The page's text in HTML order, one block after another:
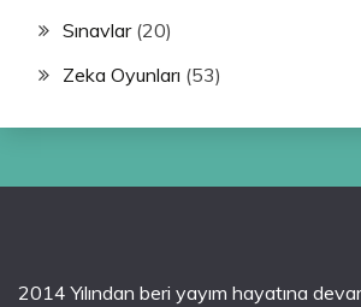
Sınavlar(20)
Zeka Oyunları (53)
2014 Yılından beri yayım hayatına